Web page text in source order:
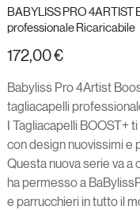
BABYLISS PRO 4ARTIST
professionale Ricaricabile
Prezzo
172,00 €
Babyliss Pro 4Artist
tagliacapelli
I Tagliacapelli BOOST+
con design nuovissimi e
Questa nuova serie va a
ha permesso a
e parrucchieri in tutto il